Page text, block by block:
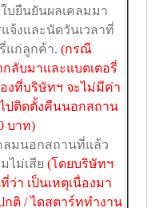
บยืนยันผลเคลมมา
จ้งและนัดวันเวลาที่
รี่แก่ลูกค้า.(กรณี
กลับมาและแบตเตอรี่
งที่บริษัทฯ จะไม่มีค่า
ปติดตั้งคืนนอกสถาน
บาท)
ลมนอกสถานที่แล้ว
ไม่เสีย(โดยบริษัทฯ
า เป็นเหตุเนื่องมา
กติ / ไดสตาร์ททำงาน